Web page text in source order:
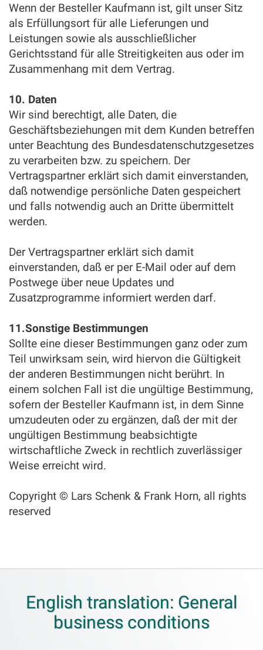
Wenn der Besteller Kaufmann ist, gilt unser Sitz
als Erfüllungsort für alle Lieferungen und
Leistungen sowie als ausschließlicher
Gerichtsstand für alle Streitigkeiten aus oder im
Zusammenhang mit dem Vertrag.
10. Daten
Wir sind berechtigt, alle Daten, die
Geschäftsbeziehungen mit dem Kunden betreffen
unter Beachtung des Bundesdatenschutzgesetzes
zu verarbeiten bzw. zu speichern. Der
Vertragspartner erklärt sich damit einverstanden,
daß notwendige persönliche Daten gespeichert
und falls notwendig auch an Dritte übermittelt
werden.
Der Vertragspartner erklärt sich damit
einverstanden, daß er per E-Mail oder auf dem
Postwege über neue Updates und
Zusatzprogramme informiert werden darf.
11.Sonstige Bestimmungen
Sollte eine dieser Bestimmungen ganz oder zum
Teil unwirksam sein, wird hiervon die Gültigkeit
der anderen Bestimmungen nicht berührt. In
einem solchen Fall ist die ungültige Bestimmung,
sofern der Besteller Kaufmann ist, in dem Sinne
umzudeuten oder zu ergänzen, daß der mit der
ungültigen Bestimmung beabsichtigte
wirtschaftliche Zweck in rechtlich zuverlässiger
Weise erreicht wird.
Copyright © Lars Schenk & Frank Horn, all rights
reserved
English translation: General
business conditions